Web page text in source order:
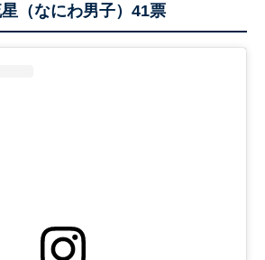
（なにわ男子）41票